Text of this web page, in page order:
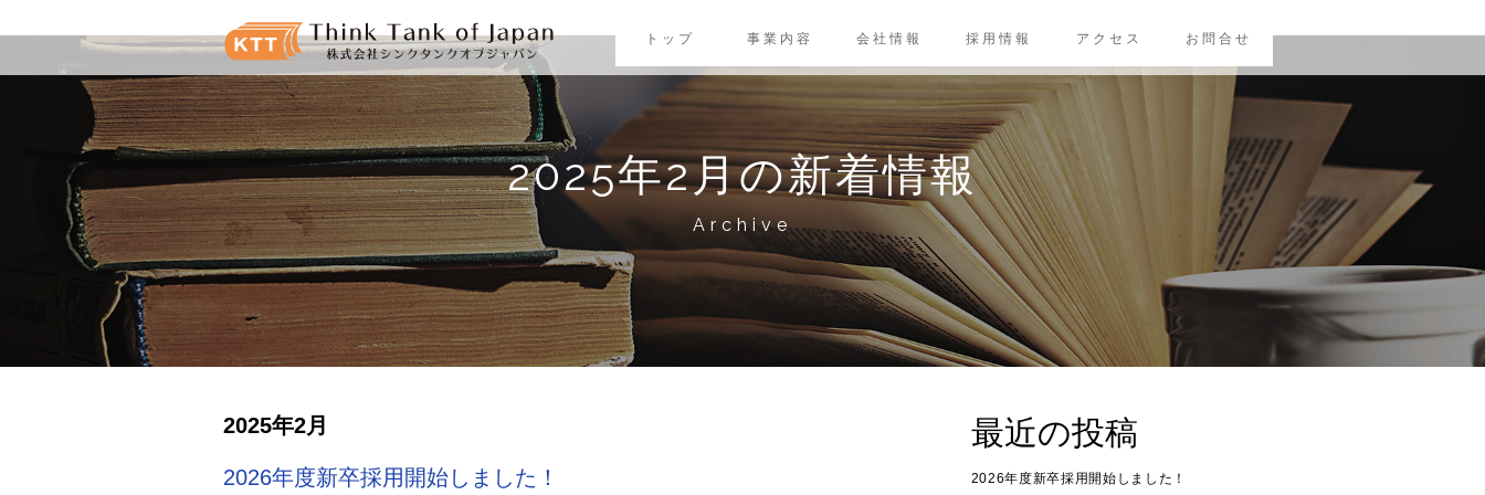
トップ 事業内容 会社情報 採用情報 アクセス お問合せ
2025年2月の新着情報
Archive
2025年2月
2026年度新卒採用開始しました！
最近の投稿
2026年度新卒採用開始しました！